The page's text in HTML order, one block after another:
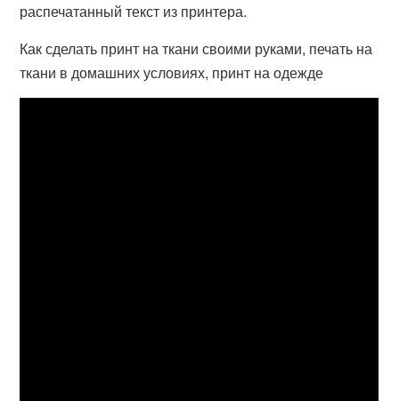
распечатанный текст из принтера.
Как сделать принт на ткани своими руками, печать на
ткани в домашних условиях, принт на одежде